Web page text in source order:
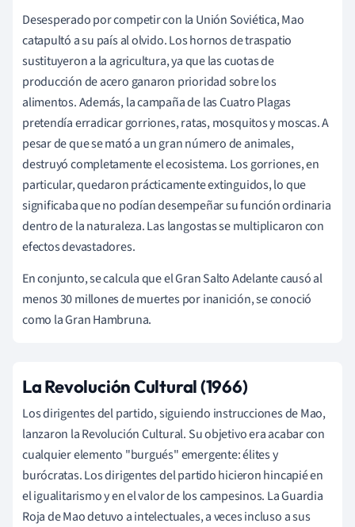
Desesperado por competir con la Unión Soviética, Mao
catapultó a su país al olvido. Los hornos de traspatio
sustituyeron a la agricultura, ya que las cuotas de
producción de acero ganaron prioridad sobre los
alimentos. Además, la campaña de las Cuatro Plagas
pretendía erradicar gorriones, ratas, mosquitos y moscas. A
pesar de que se mató a un gran número de animales,
destruyó completamente el ecosistema. Los gorriones, en
particular, quedaron prácticamente extinguidos, lo que
significaba que no podían desempeñar su función ordinaria
dentro de la naturaleza. Las langostas se multiplicaron con
efectos devastadores.
En conjunto, se calcula que el Gran Salto Adelante causó al
menos 30 millones de muertes por inanición, se conoció
como la Gran Hambruna.
La Revolución Cultural (1966)
Los dirigentes del partido, siguiendo instrucciones de Mao,
lanzaron la Revolución Cultural. Su objetivo era acabar con
cualquier elemento "burgués" emergente: élites y
burócratas. Los dirigentes del partido hicieron hincapié en
el igualitarismo y en el valor de los campesinos. La Guardia
Roja de Mao detuvo a intelectuales, a veces incluso a sus